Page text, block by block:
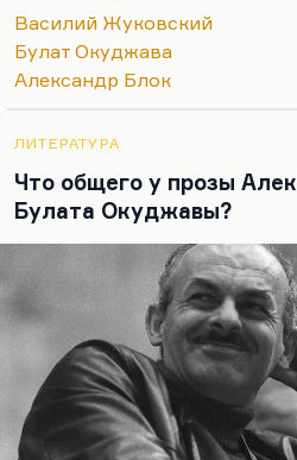
Зубчатые замок с холма
Действительно,
Окуджавы и Жуковского,
Жуковского нельзя любить
довольно ровный. Он
пленительная сладость, он
владеет ритмом и
стиха, как никто. Это
музыкального безволия, о
Василий Жуковский
Булат Окуджава
Александр Блок
ЛИТЕРАТУРА
Что общего у прозы
Булата Окуджавы?